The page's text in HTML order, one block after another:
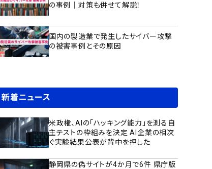
の事例｜対策も併せて解説！
国内の製造業で発生したサイバー攻撃
の被害事例とその原因
新着ニュース
米政権、AIの「ハッキング能力」を測る自
主テストの枠組みを決定 AI企業の相次
ぐ実験結果公表が背中を押した
静岡県の偽サイトが4か月で6件 県庁版